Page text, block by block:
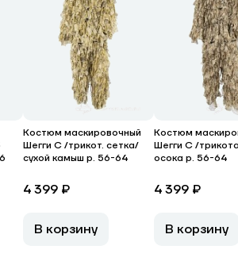
Костюм маскировочный
Шегги С /трикот. сетка/
сухой камыш р. 56-64
4 399 ₽
В корзину
Костюм
Шегги С /
осока р. 56-64
4 399 ₽
В корзину